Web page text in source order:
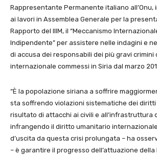
Rappresentante Permanente italiano all’Onu,
ai lavori in Assemblea Generale per la
Rapporto del IIIM, il “Meccanismo
Indipendente” per assistere nelle indagini e
di accusa dei responsabili dei più gravi crimini
internazionale commessi in Siria dal marzo
“È la popolazione siriana a soffrire
sta soffrendo violazioni sistematiche dei diritti
risultato di attacchi ai civili e all’infrastruttura
infrangendo il diritto umanitario
d’uscita da questa crisi prolungata – ha
– è garantire il progresso dell’attuazione